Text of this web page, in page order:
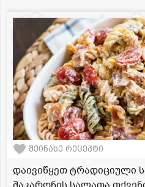
შეინახე რეცეპტი
დაივიწყეთ ტრადიციული